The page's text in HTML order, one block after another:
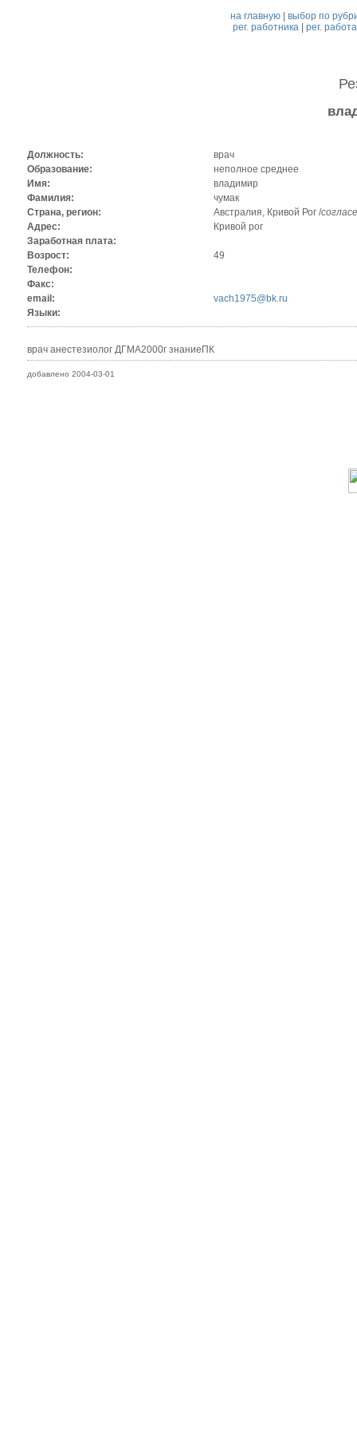
на главную |выбор по
рег. работника| рег.
Должность:
врач
Образование:
неполное среднее
Имя:
владимир
Фамилия:
чумак
Страна, регион:
Австралия, Кривой Рог /
Адрес:
Кривой рог
Заработная плата:
Возрост:
49
Телефон:
Факс:
email:
vach1975@bk.ru
Языки:
врач анестезиолог ДГМА2000г знаниеПК
добавлено 2004-03-01